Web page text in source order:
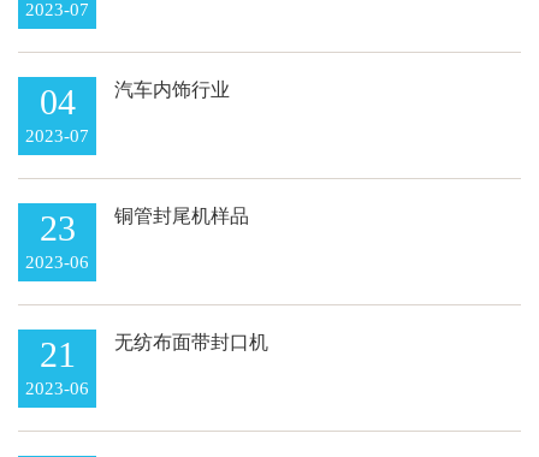
2023-07
04
2023-07
汽车内饰行业
23
2023-06
铜管封尾机样品
21
2023-06
无纺布面带封口机